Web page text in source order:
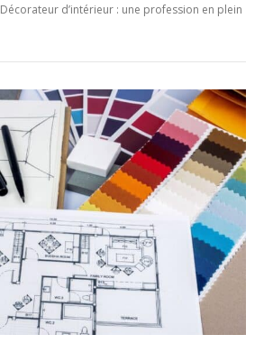
Décorateur d’intérieur : une profession en plein